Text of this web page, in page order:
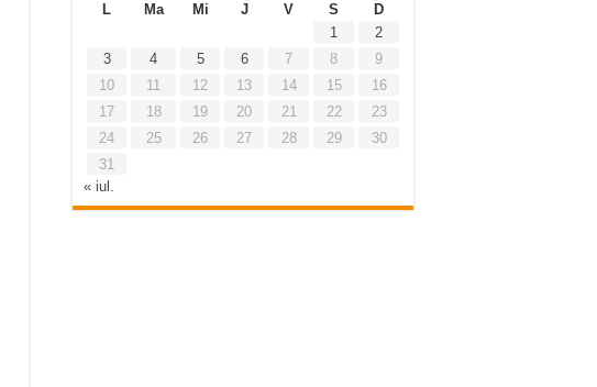
L
Ma Mi J V S
D
1
2
3
4 5 6 7 8
9
10
11 12 13 14 15
16
17
18 19 20 21 22
23
24
25 26 27 28 29
30
31
« iul.